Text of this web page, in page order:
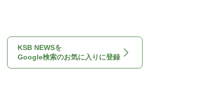
KSB NEWSを
Google検索のお気に入りに登録